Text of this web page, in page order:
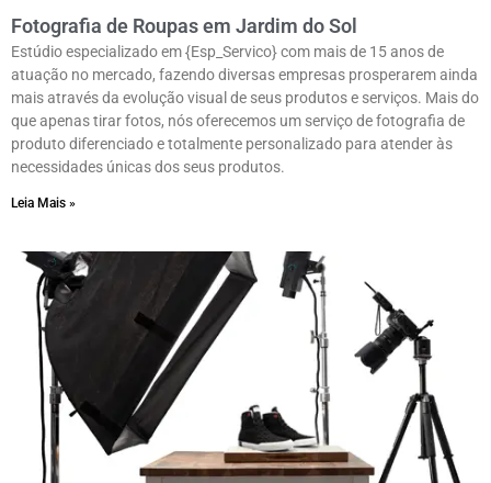
Fotografia de Roupas em Jardim do Sol
Estúdio especializado em {Esp_Servico} com mais de 15 anos de
atuação no mercado, fazendo diversas empresas prosperarem ainda
mais através da evolução visual de seus produtos e serviços. Mais do
que apenas tirar fotos, nós oferecemos um serviço de fotografia de
produto diferenciado e totalmente personalizado para atender às
necessidades únicas dos seus produtos.
Leia Mais »